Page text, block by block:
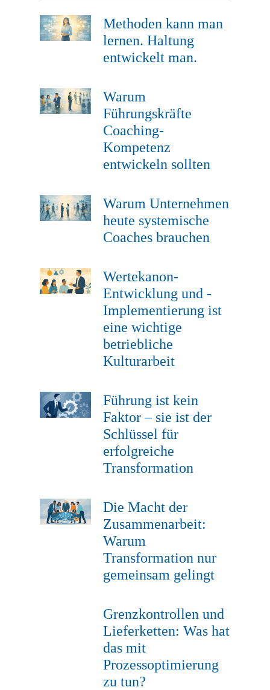
Methoden kann man
lernen. Haltung
entwickelt man.
Warum
Führungskräfte
Coaching-
Kompetenz
entwickeln sollten
Warum Unternehmen
heute systemische
Coaches brauchen
Wertekanon-
Entwicklung und -
Implementierung ist
eine wichtige
betriebliche
Kulturarbeit
Führung ist kein
Faktor – sie ist der
Schlüssel für
erfolgreiche
Transformation
Die Macht der
Zusammenarbeit:
Warum
Transformation nur
gemeinsam gelingt
Grenzkontrollen und
Lieferketten: Was hat
das mit
Prozessoptimierung
zu tun?